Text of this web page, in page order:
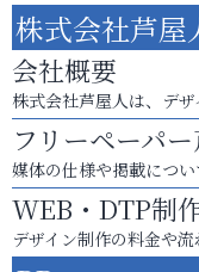
株式会社芦屋
会社概要
株式会社芦屋人は、デ
フリーペーパ
媒体の仕様や掲載につい
WEB・DTP制
デザイン制作の料金や